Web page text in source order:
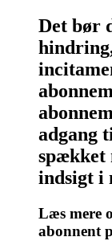
Det bør
adgang
spækket
indsigt i
Læs mere
abonnent